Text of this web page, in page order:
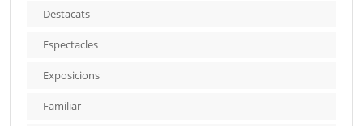
Destacats
Espectacles
Exposicions
Familiar